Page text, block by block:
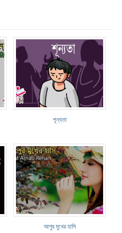
শূন্যতা
আপুর মুখের হাসি